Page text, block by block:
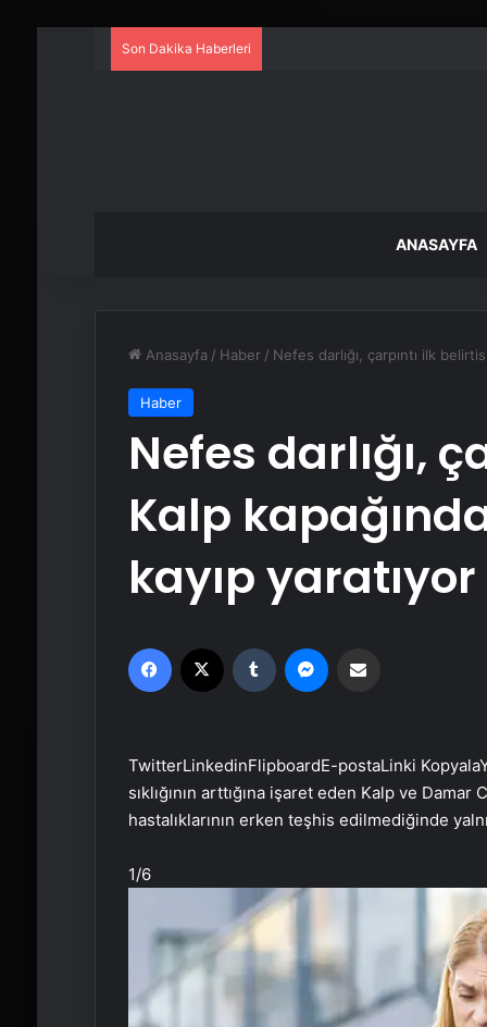
Son Dakika Haberleri
ANASAYFA
Anasayfa / Haber / Nefes darlığı, çarpıntı ilk
Haber
Nefes darlığı,
Kalp
kayıp yaratıyor
Facebook Tumblr
TwitterLinkedinFlipboardE-postaLinki Kopyala
sıklığının arttığına işaret eden Kalp ve
hastalıklarının erken teşhis edilmediğinde
1/6